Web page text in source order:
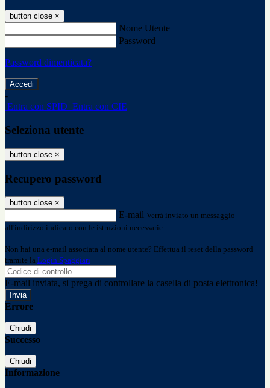
button close ×
Nome Utente
Password
Password dimenticata?
-
Entra con SPID Entra con CIE
Seleziona utente
button close ×
Recupero password
button close ×
E-mail Verrà inviato un messaggio
all'indirizzo indicato con le istruzioni necessarie.
Non hai una e-mail associata al nome utente? Effettua il reset della password
tramite la Login Spaggiari
E-mail inviata, si prega di controllare la casella di posta elettronica!
Errore
Chiudi
Successo
Chiudi
Informazione